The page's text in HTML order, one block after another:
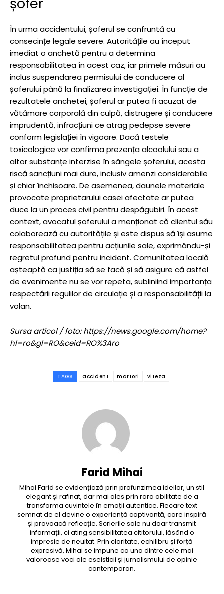
În urma accidentului, șoferul se confruntă cu
consecințe legale severe. Autoritățile au început
imediat o anchetă pentru a determina
responsabilitatea în acest caz, iar primele măsuri au
inclus suspendarea permisului de conducere al
șoferului până la finalizarea investigației. În funcție de
rezultatele anchetei, șoferul ar putea fi acuzat de
vătămare corporală din culpă, distrugere și conducere
imprudentă, infracțiuni ce atrag pedepse severe
conform legislației în vigoare. Dacă testele
toxicologice vor confirma prezența alcoolului sau a
altor substanțe interzise în sângele șoferului, acesta
riscă sancțiuni mai dure, inclusiv amenzi considerabile
și chiar închisoare. De asemenea, daunele materiale
provocate proprietarului casei afectate ar putea
duce la un proces civil pentru despăgubiri. În acest
context, avocatul șoferului a menționat că clientul său
colaborează cu autoritățile și este dispus să își asume
responsabilitatea pentru acțiunile sale, exprimându-și
regretul profund pentru incident. Comunitatea locală
așteaptă ca justiția să se facă și să asigure că astfel
de evenimente nu se vor repeta, subliniind importanța
respectării regulilor de circulație și a responsabilității la
volan.
Sursa articol / foto: https://news.google.com/home?
hl=ro&gl=RO&ceid=RO%3Aro
TAGS accident martori viteza
Farid Mihai
Mihai Farid se evidențiază prin profunzimea ideilor, un stil
elegant și rafinat, dar mai ales prin rara abilitate de a
transforma cuvintele în emoții autentice. Fiecare text
semnat de el devine o experiență captivantă, care inspiră
și provoacă reflecție. Scrierile sale nu doar transmit
informații, ci ating sensibilitatea cititorului, lăsând o
impresie de neuitat. Prin claritate, echilibru și forță
expresivă, Mihai se impune ca una dintre cele mai
valoroase voci ale eseisticii și jurnalismului de opinie
contemporan.